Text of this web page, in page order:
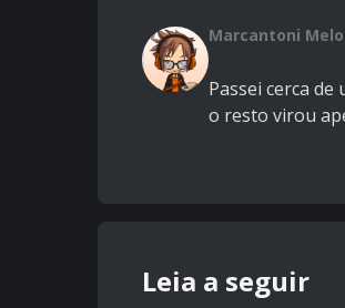
Marcantoni Melo
Passei cerca
o resto virou
Leia a seguir